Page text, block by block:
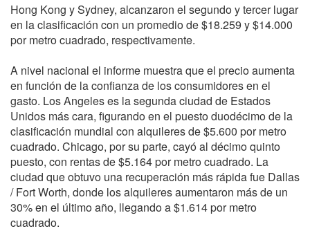
Hong Kong y Sydney, alcanzaron el segundo y tercer lugar
en la clasificación con un promedio de $18.259 y $14.000
por metro cuadrado, respectivamente.
A nivel nacional el informe muestra que el precio aumenta
en función de la confianza de los consumidores en el
gasto. Los Angeles es la segunda ciudad de Estados
Unidos más cara, figurando en el puesto duodécimo de la
clasificación mundial con alquileres de $5.600 por metro
cuadrado. Chicago, por su parte, cayó al décimo quinto
puesto, con rentas de $5.164 por metro cuadrado. La
ciudad que obtuvo una recuperación más rápida fue Dallas
/ Fort Worth, donde los alquileres aumentaron más de un
30% en el último año, llegando a $1.614 por metro
cuadrado.